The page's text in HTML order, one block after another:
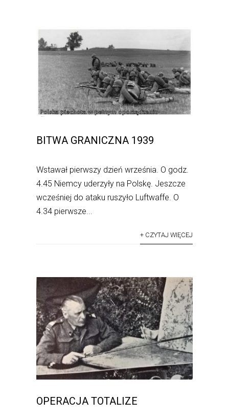
BITWA GRANICZNA 1939
Wstawał pierwszy dzień września. O godz.
4.45 Niemcy uderzyły na Polskę. Jeszcze
wcześniej do ataku ruszyło Luftwaffe. O
4.34 pierwsze...
+ CZYTAJ WIĘCEJ
OPERACJA TOTALIZE